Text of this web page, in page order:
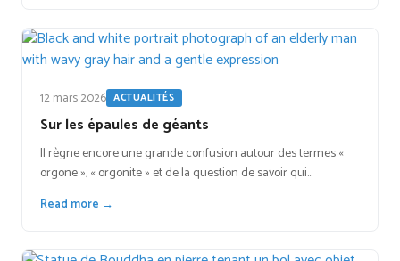
12 mars 2026 ACTUALITÉS
Sur les épaules de géants
Il règne encore une grande confusion autour des termes «
orgone », « orgonite » et de la question de savoir qui…
Read more →